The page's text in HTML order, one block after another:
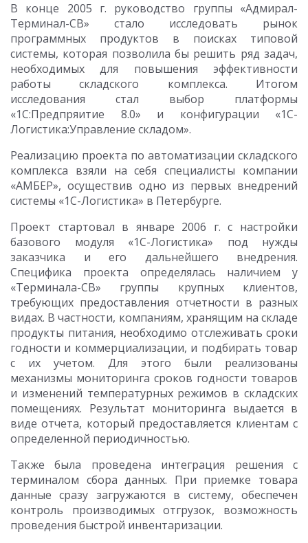
В конце 2005 г. руководство группы «Адмирал-
Терминал-СВ» стало исследовать рынок
программных продуктов в поисках типовой
системы, которая позволила бы решить ряд задач,
необходимых для повышения эффективности
работы складского комплекса. Итогом
исследования стал выбор платформы
«1С:Предпряитие 8.0» и конфигурации «1С-
Логистика:Управление складом».
Реализацию проекта по автоматизации складского
комплекса взяли на себя специалисты компании
«АМБЕР», осуществив одно из первых внедрений
системы «1С-Логистика» в Петербурге.
Проект стартовал в январе 2006 г. с настройки
базового модуля «1С-Логистика» под нужды
заказчика и его дальнейшего внедрения.
Специфика проекта определялась наличием у
«Терминала-СВ» группы крупных клиентов,
требующих предоставления отчетности в разных
видах. В частности, компаниям, хранящим на складе
продукты питания, необходимо отслеживать сроки
годности и коммерциализации, и подбирать товар
с их учетом. Для этого были реализованы
механизмы мониторинга сроков годности товаров
и изменений температурных режимов в складских
помещениях. Результат мониторинга выдается в
виде отчета, который предоставляется клиентам с
определенной периодичностью.
Также была проведена интеграция решения с
терминалом сбора данных. При приемке товара
данные сразу загружаются в систему, обеспечен
контроль производимых отгрузок, возможность
проведения быстрой инвентаризации.